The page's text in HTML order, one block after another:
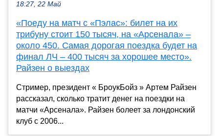
18:27, 22 Май
«Поеду на матч с «Пэлас»: билет на их
трибуну стоит 150 тысяч, на «Арсенала» –
около 450. Самая дорогая поездка будет на
финал ЛЧ – 400 тысяч за хорошее место».
Райзен о выездах
Стример, президент « БроукБойз » Артем Райзен
рассказал, сколько тратит денег на поездки на
матчи «Арсенала». Райзен болеет за лондонский
клуб с 2006...